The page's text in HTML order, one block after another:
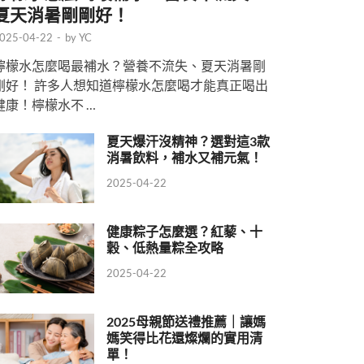
天消暑剛剛好！
04-22 - byYC
檬水怎麼喝最補水？營養不流失、夏天消暑剛
好！ 許多人想知道檸檬水怎麼喝才能真正喝出
康！檸檬水不 …
夏天爆汗沒精神？選對這3款
消暑飲料，補水又補元氣！
2025-04-22
健康粽子怎麼選？紅藜、十
穀、低熱量粽全攻略
2025-04-22
2025母親節送禮推薦｜讓媽
媽笑得比花還燦爛的實用清
單！